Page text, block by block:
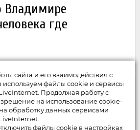
где
сайта и его взаимодействия с
используем файлы cookie и сервисы
Продолжая работу с
на использование cookie-
обработку данных сервисами
файлы cookie в настройках